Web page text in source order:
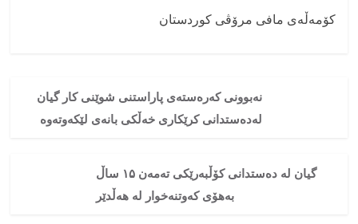
کۆمەڵەی مافی مرۆڤی کوردستان
نەبوونی کەرەستەی پاراستنی شوێنی کار گیان
لەدەستدانی کرێکاری خەڵکی بانەی لێکەوتەوە
گیان لە دەستدانی کۆڵبەرێکی تەمەن ۱۵ ساڵ
بەهۆی کەوتنەخوار لە هەڵدێر